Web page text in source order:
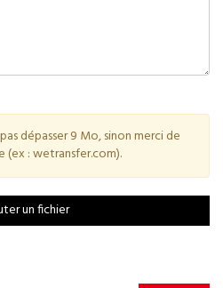
dépasser 9 Mo, sinon merci de
(ex : wetransfer.com).
un fichier